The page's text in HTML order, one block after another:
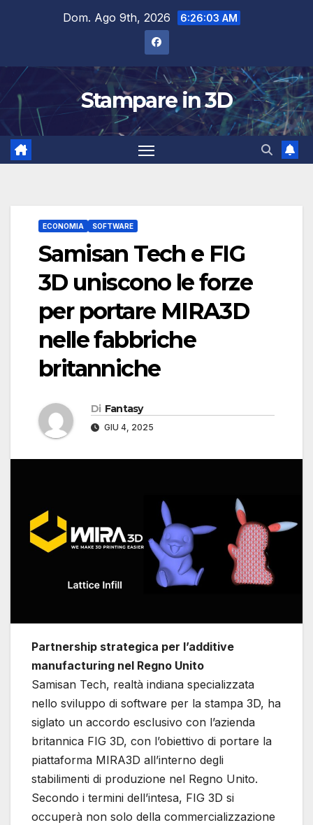
Dom. Ago 9th, 2026 6:26:04 AM
Stampare in 3D
ECONOMIA SOFTWARE
Samisan Tech e FIG
3D uniscono le forze
per portare MIRA3D
nelle fabbriche
britanniche
Di Fantasy
GIU 4, 2025
Partnership strategica per l’additive
manufacturing nel Regno Unito
Samisan Tech, realtà indiana specializzata
nello sviluppo di software per la stampa 3D, ha
siglato un accordo esclusivo con l’azienda
britannica FIG 3D, con l’obiettivo di portare la
piattaforma MIRA3D all’interno degli
stabilimenti di produzione nel Regno Unito.
Secondo i termini dell’intesa, FIG 3D si
occuperà non solo della commercializzazione